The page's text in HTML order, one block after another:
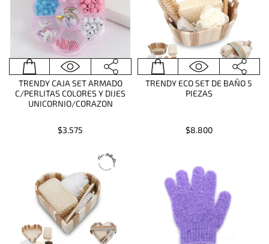
TRENDY CAJA SET ARMADO
C/PERLITAS COLORES Y DIJES
UNICORNIO/CORAZON
$3.575
TRENDY ECO SET DE BAÑO 5
PIEZAS
$8.800